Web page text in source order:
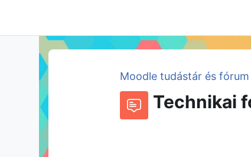
Moodle tudástár és fórum
Technikai